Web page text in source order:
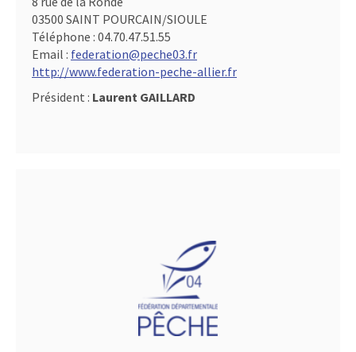
03500 SAINT POURCAIN/SIOULE
Téléphone : 04.70.47.51.55
Email : federation@peche03.fr
http://www.federation-peche-allier.fr
Président : Laurent GAILLARD